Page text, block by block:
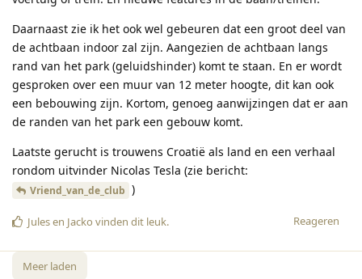
Daarnaast zie ik het ook wel gebeuren dat een groot deel van
de achtbaan indoor zal zijn. Aangezien de achtbaan langs
rand van het park (geluidshinder) komt te staan. En er wordt
gesproken over een muur van 12 meter hoogte, dit kan ook
een bebouwing zijn. Kortom, genoeg aanwijzingen dat er aan
de randen van het park een gebouw komt.
Laatste gerucht is trouwens Croatië als land en een verhaal
rondom uitvinder Nicolas Tesla (zie bericht:
Vriend_van_de_club )
Reageren
Julesen Jacko vinden dit leuk.
Meer laden